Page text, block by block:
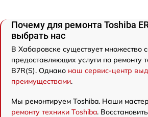
Почему для ремонта Toshiba
выбрать нас
В Хабаровске существует множество
предоставляющих услуги по ремонту
B7R(S). Однако наш сервис-центр
преимуществами.
Мы ремонтируем Toshiba. Наши
ремонту техники Toshiba.